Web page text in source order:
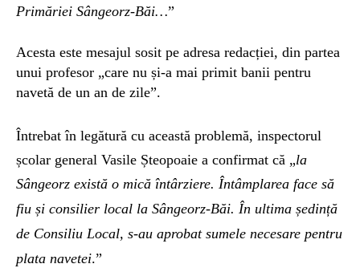
Primăriei Sângeorz-Băi…”
Acesta este mesajul sosit pe adresa redacției, din partea
unui profesor „care nu și-a mai primit banii pentru
navetă de un an de zile”.
Întrebat în legătură cu această problemă, inspectorul
școlar general Vasile Șteopoaie a confirmat că „la
Sângeorz există o mică întârziere. Întâmplarea face să
fiu și consilier local la Sângeorz-Băi. În ultima ședință
de Consiliu Local, s-au aprobat sumele necesare pentru
plata navetei.”